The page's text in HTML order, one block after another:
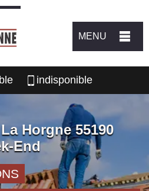
MENU
indisponible
Horgne 55190
End